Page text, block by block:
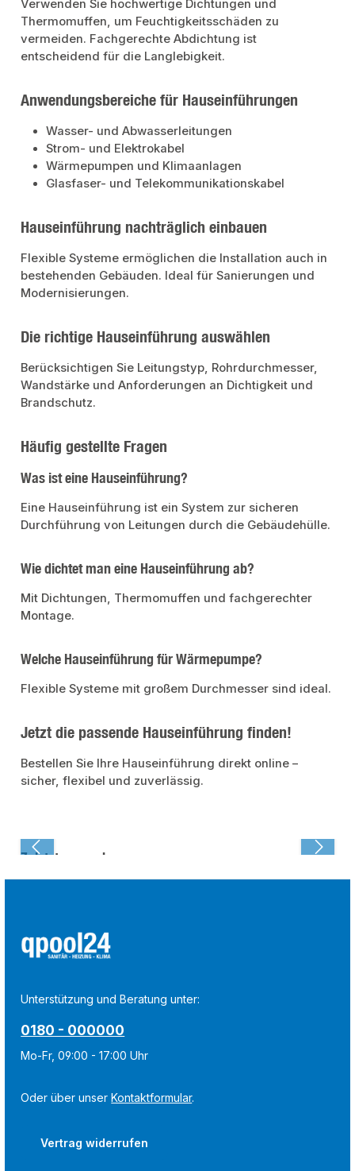
Verwenden Sie hochwertige Dichtungen und
Thermomuffen, um Feuchtigkeitsschäden zu
vermeiden. Fachgerechte Abdichtung ist
entscheidend für die Langlebigkeit.
Anwendungsbereiche für Hauseinführungen
Wasser- und Abwasserleitungen
Strom- und Elektrokabel
Wärmepumpen und Klimaanlagen
Glasfaser- und Telekommunikationskabel
Hauseinführung nachträglich einbauen
Flexible Systeme ermöglichen die Installation auch in
bestehenden Gebäuden. Ideal für Sanierungen und
Modernisierungen.
Die richtige Hauseinführung auswählen
Berücksichtigen Sie Leitungstyp, Rohrdurchmesser,
Wandstärke und Anforderungen an Dichtigkeit und
Brandschutz.
Häufig gestellte Fragen
Was ist eine Hauseinführung?
Eine Hauseinführung ist ein System zur sicheren
Durchführung von Leitungen durch die Gebäudehülle.
Wie dichtet man eine Hauseinführung ab?
Mit Dichtungen, Thermomuffen und fachgerechter
Montage.
Welche Hauseinführung für Wärmepumpe?
Flexible Systeme mit großem Durchmesser sind ideal.
Jetzt die passende Hauseinführung finden!
Bestellen Sie Ihre Hauseinführung direkt online –
sicher, flexibel und zuverlässig.
Zuletzt angesehen:
Unterstützung und Beratung unter:
0180 - 000000
Mo-Fr, 09:00 - 17:00 Uhr
Oder über unserKontaktformular.
Vertrag widerrufen